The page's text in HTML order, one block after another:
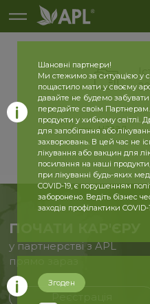
назад
ПОЧАТИ КАР'ЄРУ
у партнерстві з APL
прямо зараз
Реєстрація
Шановні партнери!
Ми стежимо за ситуацією у
пощастило мати у своєму
давайте не будемо забувати
передайте своїм
продукти у хибному
для запобігання або
захворювань. В цей час не
лікування або вакцин для
посилання на наші
при лікуванні будь-яких
COVID-19, є порушенням
заборонено. Ведіть бізнес
заходів профілактики COVID-
Згоден